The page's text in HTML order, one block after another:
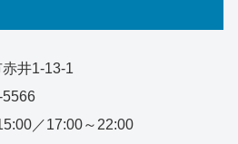
井1-13-1
5566
／17:00～22:00